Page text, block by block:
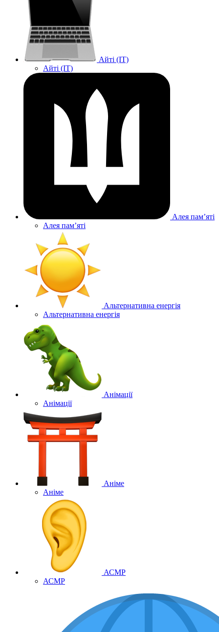
Айті (IT)
Айті (IT)
Алея памʼяті
Алея памʼяті
Альтернативна енергія
Альтернативна енергія
Анімації
Анімації
Аніме
Аніме
АСМР
АСМР